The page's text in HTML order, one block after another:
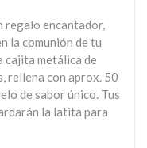
regalo encantador,
la comunión de tu
cajita metálica de
rellena con aprox. 50
de sabor único. Tus
la latita para